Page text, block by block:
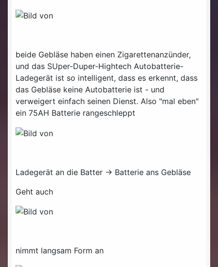
beide Gebläse haben einen Zigarettenanzünder,
und das SUper-Duper-Hightech Autobatterie-
Ladegerät ist so intelligent, dass es erkennt, dass
das Gebläse keine Autobatterie ist - und
verweigert einfach seinen Dienst. Also "mal eben"
ein 75AH Batterie rangeschleppt
Ladegerät an die Batter -> Batterie ans Gebläse
Geht auch
nimmt langsam Form an